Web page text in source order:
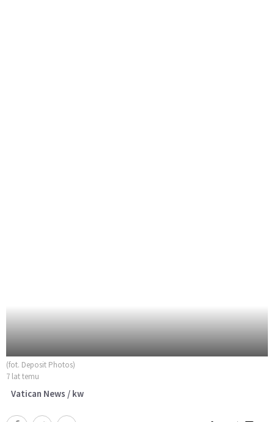
(fot. Deposit Photos)
7 lat temu
Vatican News / kw